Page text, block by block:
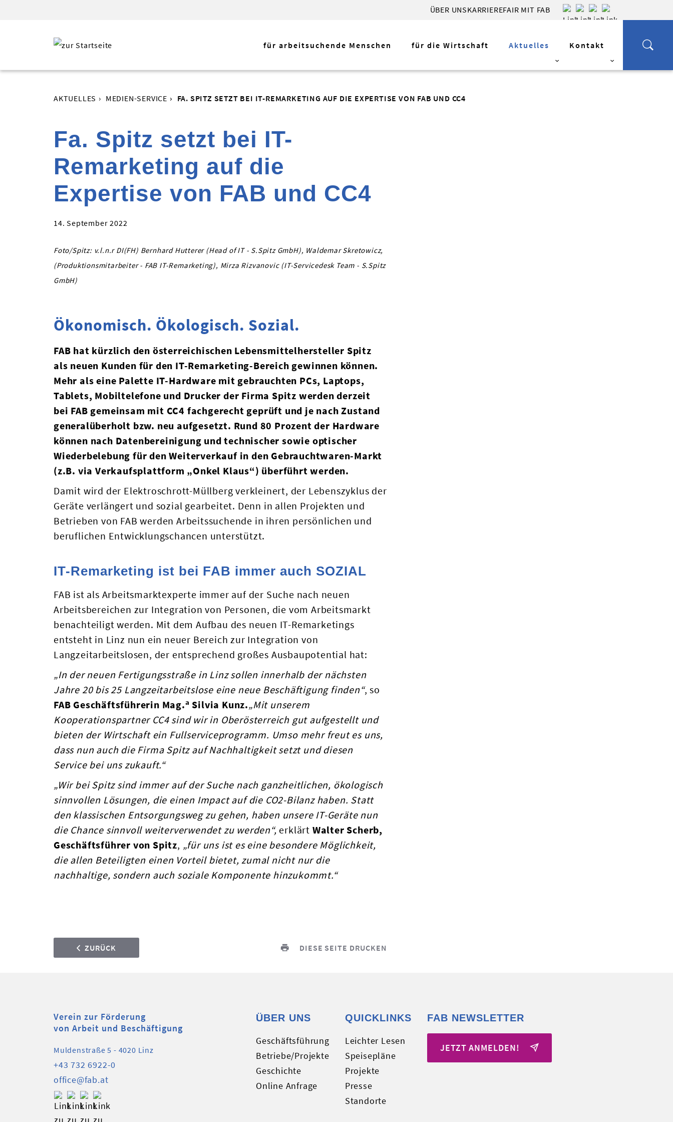
ÜBER UNSKARRIEREFAIR MIT FAB
für arbeitsuchende Menschen für die Wirtschaft Aktuelles Kontakt
AKTUELLES MEDIEN-SERVICE FA. SPITZ SETZT BEI IT-REMARKETING AUF DIE EXPERTISE VON FAB UND CC4
Fa. Spitz setzt bei IT-
Remarketing auf die
Expertise von FAB und CC4
14. September 2022
Foto/Spitz: v.l.n.r DI(FH) Bernhard Hutterer (Head of IT - S.Spitz GmbH), Waldemar Skretowicz,
(Produktionsmitarbeiter - FAB IT-Remarketing), Mirza Rizvanovic (IT-Servicedesk Team - S.Spitz
GmbH)
Ökonomisch. Ökologisch. Sozial.
FAB hat kürzlich den österreichischen Lebensmittelhersteller Spitz
als neuen Kunden für den IT-Remarketing-Bereich gewinnen können.
Mehr als eine Palette IT-Hardware mit gebrauchten PCs, Laptops,
Tablets, Mobiltelefone und Drucker der Firma Spitz werden derzeit
bei FAB gemeinsam mit CC4 fachgerecht geprüft und je nach Zustand
generalüberholt bzw. neu aufgesetzt. Rund 80 Prozent der Hardware
können nach Datenbereinigung und technischer sowie optischer
Wiederbelebung für den Weiterverkauf in den Gebrauchtwaren-Markt
(z.B. via Verkaufsplattform „Onkel Klaus“) überführt werden.
Damit wird der Elektroschrott-Müllberg verkleinert, der Lebenszyklus der
Geräte verlängert und sozial gearbeitet. Denn in allen Projekten und
Betrieben von FAB werden Arbeitssuchende in ihren persönlichen und
beruflichen Entwicklungschancen unterstützt.
IT-Remarketing ist bei FAB immer auch SOZIAL
FAB ist als Arbeitsmarktexperte immer auf der Suche nach neuen
Arbeitsbereichen zur Integration von Personen, die vom Arbeitsmarkt
benachteiligt werden. Mit dem Aufbau des neuen IT-Remarketings
entsteht in Linz nun ein neuer Bereich zur Integration von
Langzeitarbeitslosen, der entsprechend großes Ausbaupotential hat:
„In der neuen Fertigungsstraße in Linz sollen innerhalb der nächsten
Jahre 20 bis 25 Langzeitarbeitslose eine neue Beschäftigung finden“, so
FAB Geschäftsführerin Mag.a Silvia Kunz.„Mit unserem
Kooperationspartner CC4 sind wir in Oberösterreich gut aufgestellt und
bieten der Wirtschaft ein Fullserviceprogramm. Umso mehr freut es uns,
dass nun auch die Firma Spitz auf Nachhaltigkeit setzt und diesen
Service bei uns zukauft.“
„Wir bei Spitz sind immer auf der Suche nach ganzheitlichen, ökologisch
sinnvollen Lösungen, die einen Impact auf die CO2-Bilanz haben. Statt
den klassischen Entsorgungsweg zu gehen, haben unsere IT-Geräte nun
die Chance sinnvoll weiterverwendet zu werden“, erklärt Walter Scherb,
Geschäftsführer von Spitz, „für uns ist es eine besondere Möglichkeit,
die allen Beteiligten einen Vorteil bietet, zumal nicht nur die
nachhaltige, sondern auch soziale Komponente hinzukommt.“
ZURÜCK DIESE SEITE DRUCKEN
Verein zur Förderung
von Arbeit und Beschäftigung
Muldenstraße 5 - 4020 Linz
+43 732 6922-0
office@fab.at
ÜBER UNS
Geschäftsführung
Betriebe/Projekte
Geschichte
Online Anfrage
QUICKLINKS
Leichter Lesen
Speisepläne
Projekte
Presse
Standorte
FAB NEWSLETTER
JETZT ANMELDEN!